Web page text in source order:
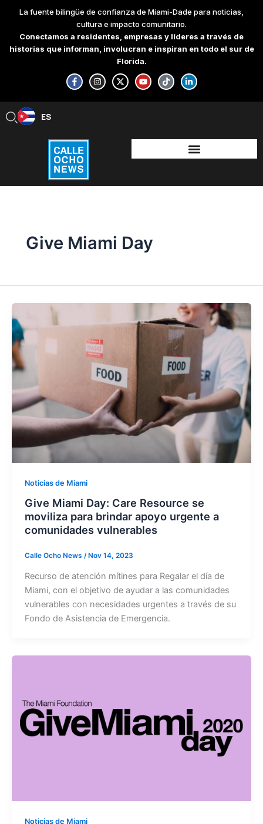
content
La fuente bilingüe de confianza de Miami-Dade para noticias,
cultura e impacto comunitario.
Conectamos a residentes, empresas y líderes a través de
historias que informan, involucran e inspiran en todo el sur de
Florida.
F
a
c
e
-
f
I
n
s
t
X
-
t
w
Y
o
u
t
T
i
k
t
L
i
n
k
-
i
n
ES
EN
Give Miami Day
Noticias de Miami
Give Miami Day: Care Resource se
moviliza para brindar apoyo urgente a
comunidades vulnerables
Calle Ocho News / Nov 14, 2023
Recurso de atención mítines para Regalar el día de
Miami, con el objetivo de ayudar a las comunidades
vulnerables con necesidades urgentes a través de su
Fondo de Asistencia de Emergencia.
Noticias de Miami